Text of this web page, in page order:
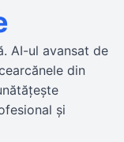
AI-ul avansat de
din
și